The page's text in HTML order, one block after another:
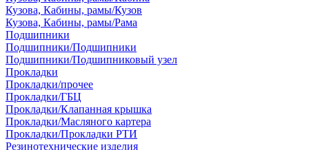
Кузова, Кабины, рамы/Кузов
Кузова, Кабины, рамы/Рама
Подшипники
Подшипники/Подшипники
Подшипники/Подшипниковый узел
Прокладки
Прокладки/прочее
Прокладки/ГБЦ
Прокладки/Клапанная крышка
Прокладки/Масляного картера
Прокладки/Прокладки РТИ
Резинотехнические изделия